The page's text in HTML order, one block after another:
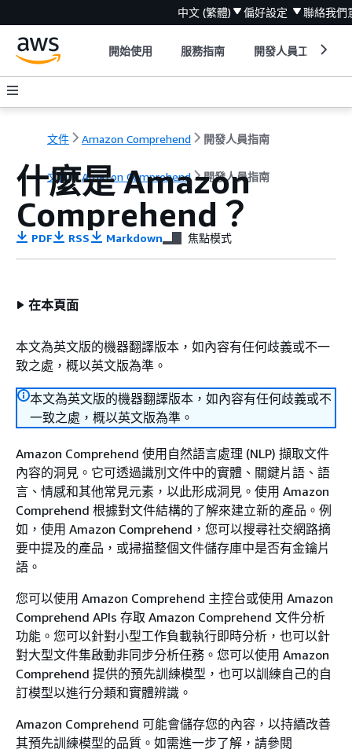
中文 (繁體) 偏好設定 聯絡我們
開始使用 服務指南 開發人員工具
文件 Amazon Comprehend 開發人員指南
文件 Amazon Comprehend 開發人員指南
什麼是 Amazon
Comprehend？
PDF RSS Markdown 焦點模式
在本頁面
本文為英文版的機器翻譯版本，如內容有任何歧義或不一
致之處，概以英文版為準。
本文為英文版的機器翻譯版本，如內容有任何歧義或不
一致之處，概以英文版為準。
Amazon Comprehend 使用自然語言處理 (NLP) 擷取文件
內容的洞見。它可透過識別文件中的實體、關鍵片語、語
言、情感和其他常見元素，以此形成洞見。使用 Amazon
Comprehend 根據對文件結構的了解來建立新的產品。例
如，使用 Amazon Comprehend，您可以搜尋社交網路摘
要中提及的產品，或掃描整個文件儲存庫中是否有金鑰片
語。
您可以使用 Amazon Comprehend 主控台或使用 Amazon
Comprehend APIs 存取 Amazon Comprehend 文件分析
功能。您可以針對小型工作負載執行即時分析，也可以針
對大型文件集啟動非同步分析任務。您可以使用 Amazon
Comprehend 提供的預先訓練模型，也可以訓練自己的自
訂模型以進行分類和實體辨識。
Amazon Comprehend 可能會儲存您的內容，以持續改善
其預先訓練模型的品質。如需進一步了解，請參閱